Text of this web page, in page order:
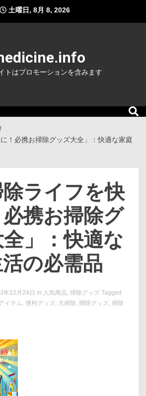
土曜日, 8月 8, 2026
トはプロモーションを含みます
に！必携お掃除グッズ大全」：快適な家庭
除ライフを快
携お掃除グ
」：快適な
の必需品
年12月24日 in 人気商品, 掃除グッズ Tagged
イテム, 便利グッズ, 大掃除, 掃除グッズ, 掃除